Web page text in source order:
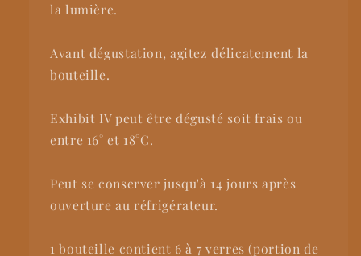
la lumière.
Avant dégustation, agitez délicatement la
bouteille.
Exhibit IV peut être dégusté soit frais ou
entre 16° et 18°C.
Peut se conserver jusqu'à 14 jours après
ouverture au réfrigérateur.
1 bouteille contient 6 à 7 verres (portion de